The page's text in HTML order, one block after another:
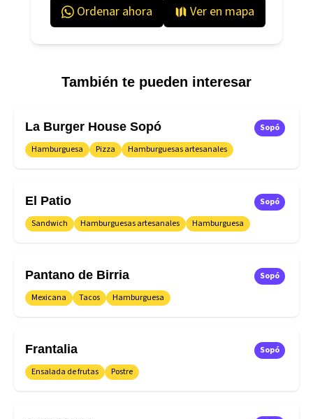
Ordenar ahora Ver en mapa
También te pueden interesar
La Burger House Sopó
Sopó
Hamburguesa
Pizza Hamburguesas artesanales
El Patio
Sopó
Sandwich
Hamburguesas artesanales Hamburguesa
Pantano de Birria
Sopó
Mexicana
Tacos Hamburguesa
Frantalia
Sopó
Ensalada de frutas
Postre